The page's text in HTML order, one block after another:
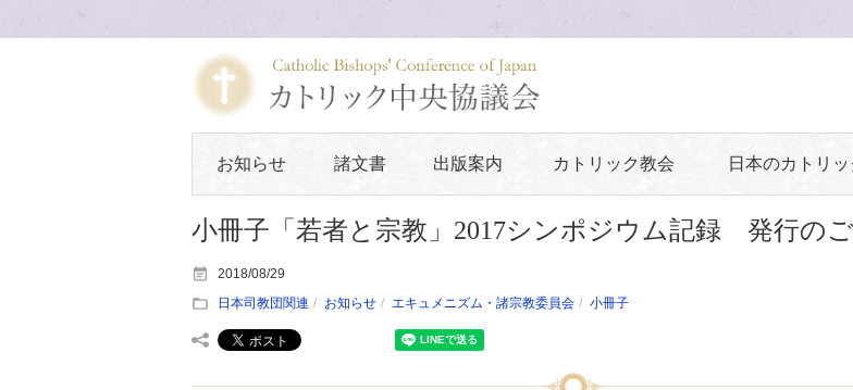
お知らせ 諸文書 出版案内 カトリック教会 日本のカトリッ
小冊子「若者と宗教」2017シンポジウム記録 発行の
2018/08/29
日本司教団関連
お知らせ エキュメニズム・諸宗教委員会 小冊子